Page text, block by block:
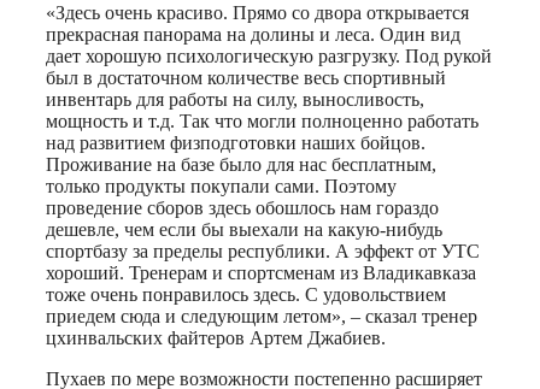
«Здесь очень красиво. Прямо со двора открывается
прекрасная панорама на долины и леса. Один вид
дает хорошую психологическую разгрузку. Под рукой
был в достаточном количестве весь спортивный
инвентарь для работы на силу, выносливость,
мощность и т.д. Так что могли полноценно работать
над развитием физподготовки наших бойцов.
Проживание на базе было для нас бесплатным,
только продукты покупали сами. Поэтому
проведение сборов здесь обошлось нам гораздо
дешевле, чем если бы выехали на какую-нибудь
спортбазу за пределы республики. А эффект от УТС
хороший. Тренерам и спортсменам из Владикавказа
тоже очень понравилось здесь. С удовольствием
приедем сюда и следующим летом», – сказал тренер
цхинвальских файтеров Артем Джабиев.
Пухаев по мере возможности постепенно расширяет